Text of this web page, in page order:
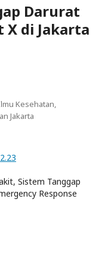
Darurat
X di Jakarta
Kesehatan,
Jakarta
Sistem Tanggap
Response